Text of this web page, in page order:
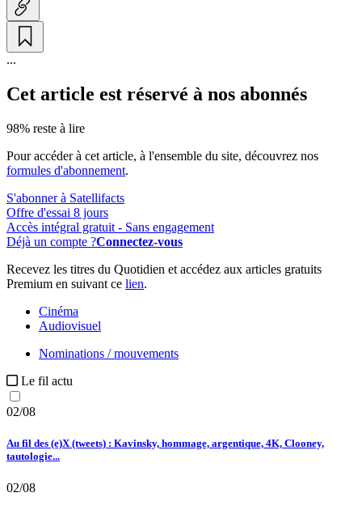
...
Cet article est réservé à nos abonnés
98% reste à lire
Pour accéder à cet article, à l'ensemble du site, découvrez nos
formules d'abonnement.
S'abonner à Satellifacts
Offre d'essai 8 jours
Accès intégral gratuit - Sans engagement
Déjà un compte ?Connectez-vous
Recevez les titres du Quotidien et accédez aux articles gratuits
Premium en suivant ce lien.
Cinéma
Audiovisuel
Nominations / mouvements
Le fil actu
02/08
Au fil des (e)X (tweets) : Kavinsky, hommage, argentique, 4K, Clooney,
tautologie...
02/08